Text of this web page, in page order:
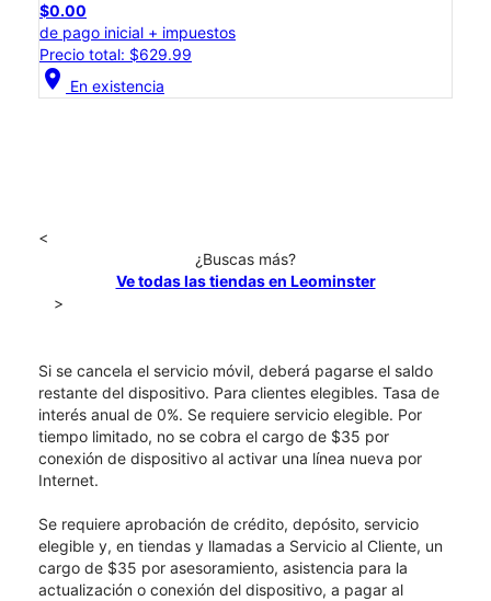
$0.00
de pago inicial + impuestos
Precio total: $629.99
location_on En existencia
<
¿Buscas más?
Ve todas las tiendas en Leominster
>
Si se cancela el servicio móvil, deberá pagarse el saldo
restante del dispositivo. Para clientes elegibles. Tasa de
interés anual de 0%. Se requiere servicio elegible. Por
tiempo limitado, no se cobra el cargo de $35 por
conexión de dispositivo al activar una línea nueva por
Internet.
Se requiere aprobación de crédito, depósito, servicio
elegible y, en tiendas y llamadas a Servicio al Cliente, un
cargo de $35 por asesoramiento, asistencia para la
actualización o conexión del dispositivo, a pagar al